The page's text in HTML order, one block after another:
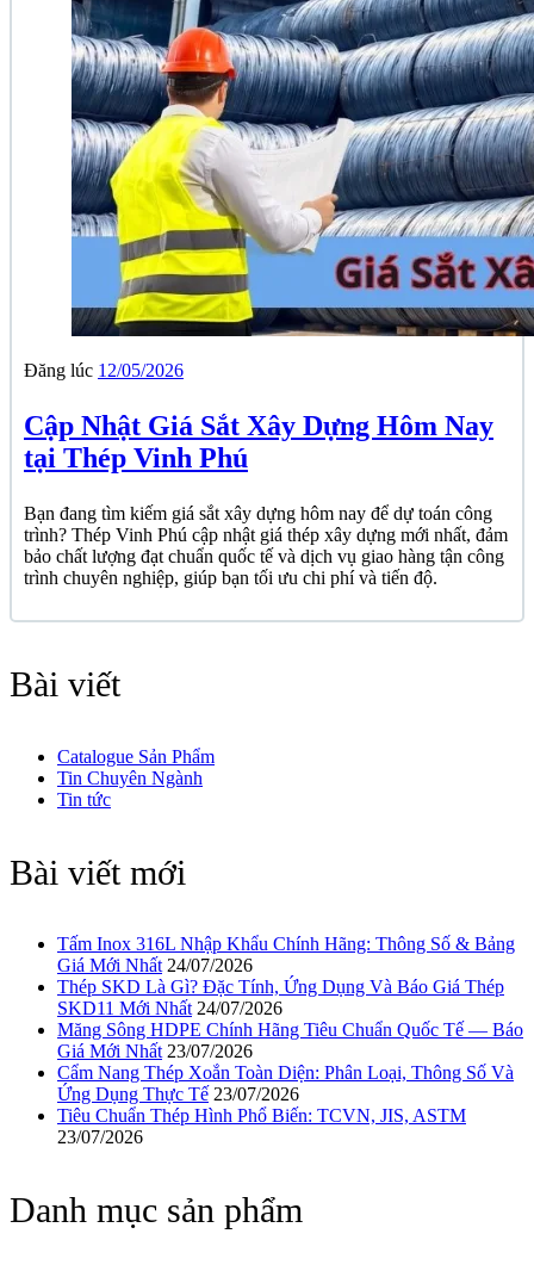
Đăng lúc 12/05/2026
Cập Nhật Giá Sắt Xây Dựng Hôm Nay
tại Thép Vinh Phú
Bạn đang tìm kiếm giá sắt xây dựng hôm nay để dự toán công
trình? Thép Vinh Phú cập nhật giá thép xây dựng mới nhất, đảm
bảo chất lượng đạt chuẩn quốc tế và dịch vụ giao hàng tận công
trình chuyên nghiệp, giúp bạn tối ưu chi phí và tiến độ.
Bài viết
Catalogue Sản Phẩm
Tin Chuyên Ngành
Tin tức
Bài viết mới
Tấm Inox 316L Nhập Khẩu Chính Hãng: Thông Số & Bảng
Giá Mới Nhất 24/07/2026
Thép SKD Là Gì? Đặc Tính, Ứng Dụng Và Báo Giá Thép
SKD11 Mới Nhất 24/07/2026
Măng Sông HDPE Chính Hãng Tiêu Chuẩn Quốc Tế — Báo
Giá Mới Nhất 23/07/2026
Cẩm Nang Thép Xoắn Toàn Diện: Phân Loại, Thông Số Và
Ứng Dụng Thực Tế 23/07/2026
Tiêu Chuẩn Thép Hình Phổ Biến: TCVN, JIS, ASTM
23/07/2026
Danh mục sản phẩm